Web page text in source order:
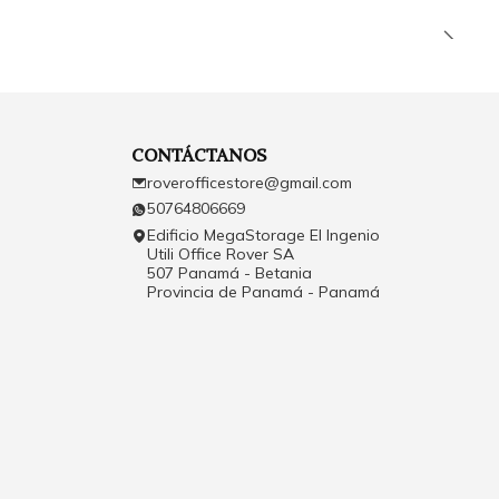
CONTÁCTANOS
roverofficestore@gmail.com
50764806669
Edificio MegaStorage El Ingenio
Utili Office Rover SA
507 Panamá - Betania
Provincia de Panamá - Panamá